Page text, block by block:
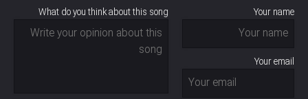
Your name
Your email
What do you think about this song